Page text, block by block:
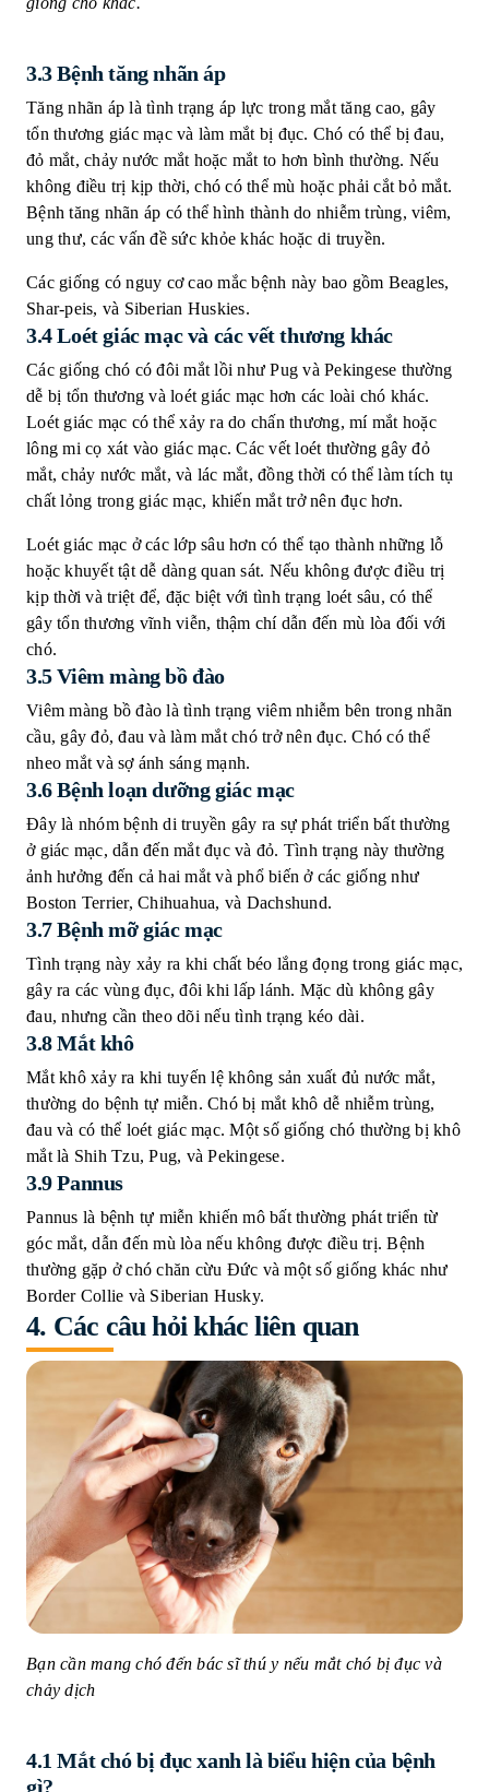
3.3 Bệnh tăng nhãn áp
Tăng nhãn áp là tình trạng áp lực trong mắt tăng cao, gây
tổn thương giác mạc và làm mắt bị đục. Chó có thể bị đau,
đỏ mắt, chảy nước mắt hoặc mắt to hơn bình thường. Nếu
không điều trị kịp thời, chó có thể mù hoặc phải cắt bỏ mắt.
Bệnh tăng nhãn áp có thể hình thành do nhiễm trùng, viêm,
ung thư, các vấn đề sức khỏe khác hoặc di truyền.
Các giống có nguy cơ cao mắc bệnh này bao gồm Beagles,
Shar-peis, và Siberian Huskies.
3.4 Loét giác mạc và các vết thương khác
Các giống chó có đôi mắt lồi như Pug và Pekingese thường
dễ bị tổn thương và loét giác mạc hơn các loài chó khác.
Loét giác mạc có thể xảy ra do chấn thương, mí mắt hoặc
lông mi cọ xát vào giác mạc. Các vết loét thường gây đỏ
mắt, chảy nước mắt, và lác mắt, đồng thời có thể làm tích tụ
chất lỏng trong giác mạc, khiến mắt trở nên đục hơn.
Loét giác mạc ở các lớp sâu hơn có thể tạo thành những lỗ
hoặc khuyết tật dễ dàng quan sát. Nếu không được điều trị
kịp thời và triệt để, đặc biệt với tình trạng loét sâu, có thể
gây tổn thương vĩnh viễn, thậm chí dẫn đến mù lòa đối với
chó.
3.5 Viêm màng bồ đào
Viêm màng bồ đào là tình trạng viêm nhiễm bên trong nhãn
cầu, gây đỏ, đau và làm mắt chó trở nên đục. Chó có thể
nheo mắt và sợ ánh sáng mạnh.
3.6 Bệnh loạn dưỡng giác mạc
Đây là nhóm bệnh di truyền gây ra sự phát triển bất thường
ở giác mạc, dẫn đến mắt đục và đỏ. Tình trạng này thường
ảnh hưởng đến cả hai mắt và phổ biến ở các giống như
Boston Terrier, Chihuahua, và Dachshund.
3.7 Bệnh mỡ giác mạc
Tình trạng này xảy ra khi chất béo lắng đọng trong giác mạc,
gây ra các vùng đục, đôi khi lấp lánh. Mặc dù không gây
đau, nhưng cần theo dõi nếu tình trạng kéo dài.
3.8 Mắt khô
Mắt khô xảy ra khi tuyến lệ không sản xuất đủ nước mắt,
thường do bệnh tự miễn. Chó bị mắt khô dễ nhiễm trùng,
đau và có thể loét giác mạc. Một số giống chó thường bị khô
mắt là Shih Tzu, Pug, và Pekingese.
3.9 Pannus
Pannus là bệnh tự miễn khiến mô bất thường phát triển từ
góc mắt, dẫn đến mù lòa nếu không được điều trị. Bệnh
thường gặp ở chó chăn cừu Đức và một số giống khác như
Border Collie và Siberian Husky.
4. Các câu hỏi khác liên quan
Bạn cần mang chó đến bác sĩ thú y nếu mắt chó bị đục và
chảy dịch
4.1 Mắt chó bị đục xanh là biểu hiện của bệnh
gì?